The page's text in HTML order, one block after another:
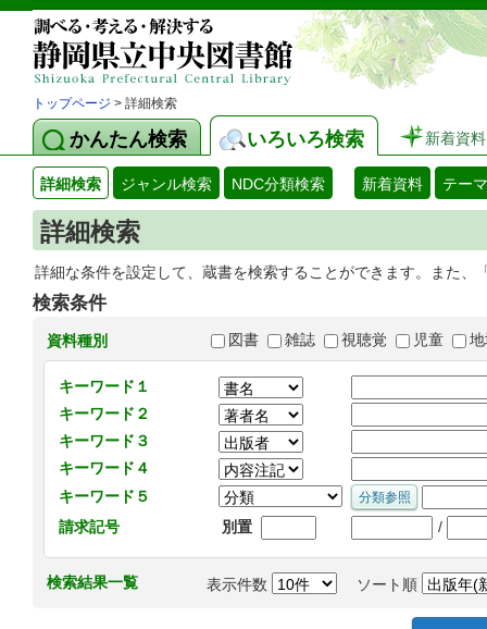
トップページ > 詳細検索
かんたん検索 いろいろ検索 新着資料
詳細検索 ジャンル検索 NDC分類検索 新着資料 テー
詳細検索
詳細な条件を設定して、蔵書を検索することができます。また
検索条件
資料種別 図書 雑誌 視聴覚 児童
キーワード１
キーワード２
キーワード３
キーワード４
キーワード５
請求記号
別置 /
検索結果一覧 表示件数 ソート順